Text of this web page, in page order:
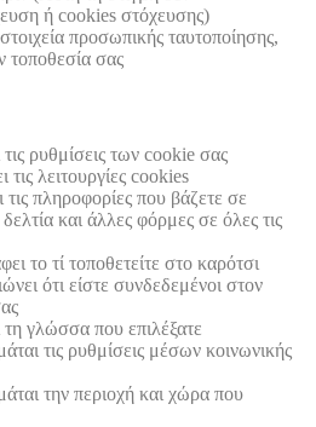
ή cookies στόχευσης)
προσωπικής ταυτοποίησης,
τοποθεσία σας
ρυθμίσεις των cookie σας
τις λειτουργίες cookies
πληροφορίες που βάζετε σε
και άλλες φόρμες σε όλες τις
το τί τοποθετείτε στο καρότσι
ότι είστε συνδεδεμένοι στον
γλώσσα που επιλέξατε
τις ρυθμίσεις μέσων κοινωνικής
την περιοχή και χώρα που